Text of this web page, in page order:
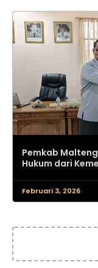
Pemkab
Hukum dari
Februari 3, 2026